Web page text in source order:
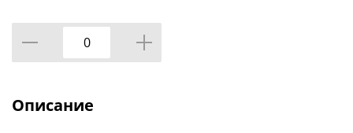
Описание